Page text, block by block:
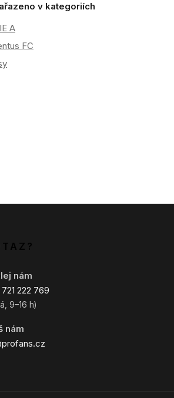
v kategoriích
A
FC
nám
222 769
9–16 h)
nám